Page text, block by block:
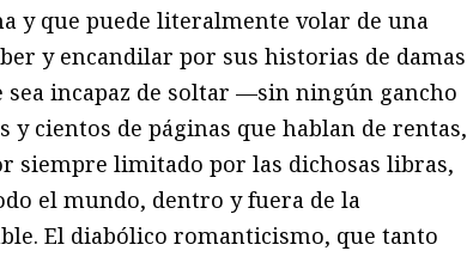
y que puede literalmente volar de una
y encandilar por sus historias de damas
sea incapaz de soltar —sin ningún gancho
cientos de páginas que hablan de rentas,
siempre limitado por las dichosas libras,
el mundo, dentro y fuera de la
El diabólico romanticismo, que tanto